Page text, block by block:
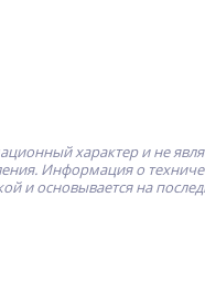
характер и не
Информация о
и основывается на